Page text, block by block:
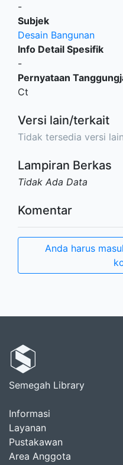
-
Subjek
Desain Bangunan
Info Detail Spesifik
-
Pernyataan
Ct
Versi lain/terkait
Tidak tersedia versi lain
Lampiran Berkas
Tidak Ada Data
Komentar
Anda harus
Semegah Library
Informasi
Layanan
Pustakawan
Area Anggota